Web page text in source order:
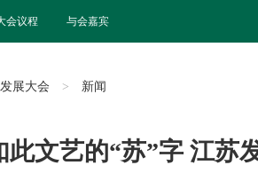
会议程 与会嘉宾
展大会 > 新闻
此文艺的“苏”字 江苏